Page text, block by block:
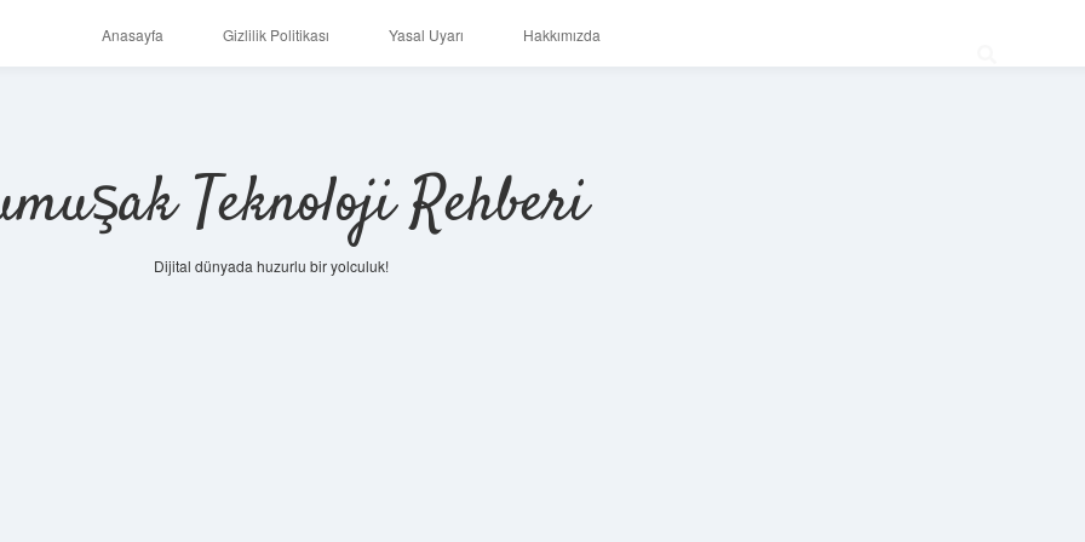
Anasayfa Gizlilik Politikası Yasal Uyarı Hakkımızda
Teknoloji Rehberi
Dijital dünyada huzurlu bir yolculuk!